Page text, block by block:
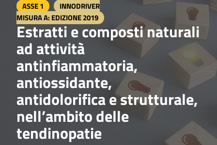
ASSE 1
INNODRIVER
MISURA A: EDIZIONE 2019
Estratti e composti naturali
ad attività
antinfiammatoria,
antiossidante,
antidolorifica e strutturale,
nell’ambito delle
tendinopatie